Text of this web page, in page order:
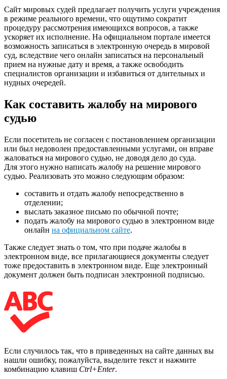
Сайт мировых судей предлагает получить услуги учреждения
в режиме реального времени, что ощутимо сократит
процедуру рассмотрения имеющихся вопросов, а также
ускоряет их исполнение. На официальном портале имеется
возможность записаться в электронную очередь в мировой
суд, вследствие чего онлайн записаться на персональный
прием на нужные дату и время, а также освободить
специалистов организации и избавиться от длительных и
нудных очередей.
Как составить жалобу на мирового
судью
Если посетитель не согласен с постановлением организации
или был недоволен предоставленными услугами, он вправе
жаловаться на мирового судью, не доводя дело до суда.
Для этого нужно написать жалобу на решение мирового
судью. Реализовать это можно следующим образом:
составить и отдать жалобу непосредственно в
отделении;
выслать заказное письмо по обычной почте;
подать жалобу на мирового судью в электронном виде
онлайн на официальном сайте.
Также следует знать о том, что при подаче жалобы в
электронном виде, все прилагающиеся документы следует
тоже предоставить в электронном виде. Еще электронный
документ должен быть подписан электронной подписью.
Если случилось так, что в приведенных на сайте данных вы
нашли ошибку, пожалуйста, выделите текст и нажмите
комбинацию клавиш Ctrl+Enter.